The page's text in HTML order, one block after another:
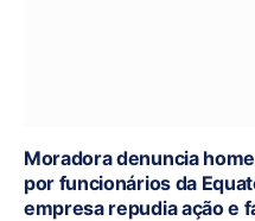
Moradora denuncia
por funcionários da
empresa repudia ação e